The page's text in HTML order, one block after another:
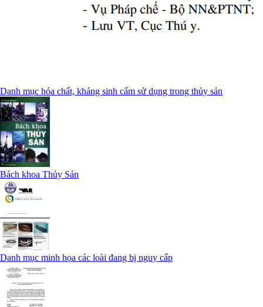
Danh mục hóa chất, kháng sinh cấm sử dụng trong thủy sản
Bách khoa Thủy Sản
Danh mục minh họa các loài đang bị nguy cấp